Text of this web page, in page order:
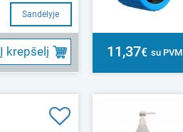
Sandėlyje
Į krepšelį 11,37€ su PVM